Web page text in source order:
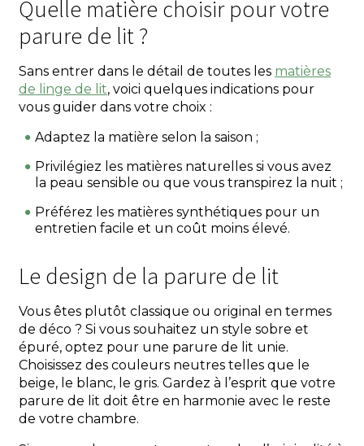
Quelle matière choisir pour votre
parure de lit ?
Sans entrer dans le détail de toutes les matières
de linge de lit, voici quelques indications pour
vous guider dans votre choix :
Adaptez la matière selon la saison ;
Privilégiez les matières naturelles si vous avez
la peau sensible ou que vous transpirez la nuit ;
Préférez les matières synthétiques pour un
entretien facile et un coût moins élevé.
Le design de la parure de lit
Vous êtes plutôt classique ou original en termes
de déco ? Si vous souhaitez un style sobre et
épuré, optez pour une parure de lit unie.
Choisissez des couleurs neutres telles que le
beige, le blanc, le gris. Gardez à l’esprit que votre
parure de lit doit être en harmonie avec le reste
de votre chambre.